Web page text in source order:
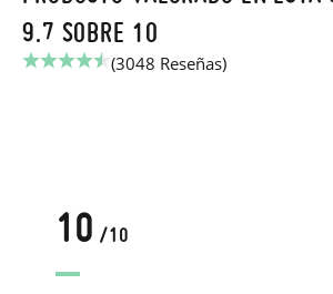
9.7 SOBRE 10
(3048 Reseñas)
10 /10